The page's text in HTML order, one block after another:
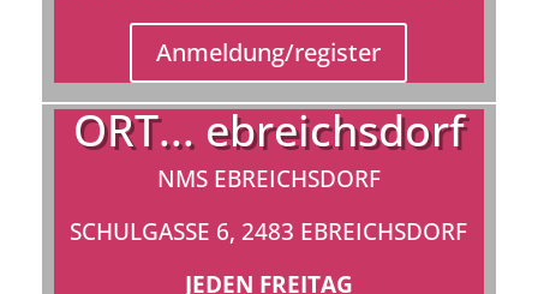
Anmeldung/register
ORT... ebreichsdorf
NMS EBREICHSDORF
SCHULGASSE 6, 2483 EBREICHSDORF
JEDEN FREITAG